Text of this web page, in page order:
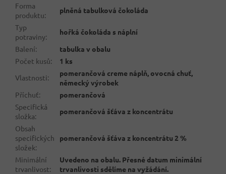
Forma
produktu:
plněná tabulková čokoláda
Typ
potraviny:
hořká čokoláda s náplní
Balení:
tabulka v obalu
Počet kusů:
1 ks
Vlastnosti:
pomerančová creme náplň, ovocná chuť,
německý výrobek
Příchuť:
pomerančová
Specifická
složka:
pomerančová šťáva z koncentrátu
Obsah
specifických
složek:
pomerančová šťáva z koncentrátu 2 %
Minimální
trvanlivost:
Uvedeno na obalu. Přesné datum minimální
trvanlivosti sdělíme na vyžádání.